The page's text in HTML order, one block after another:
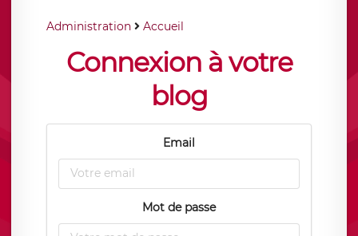
Administration Accueil
Connexion à votre
blog
Email
Mot de passe